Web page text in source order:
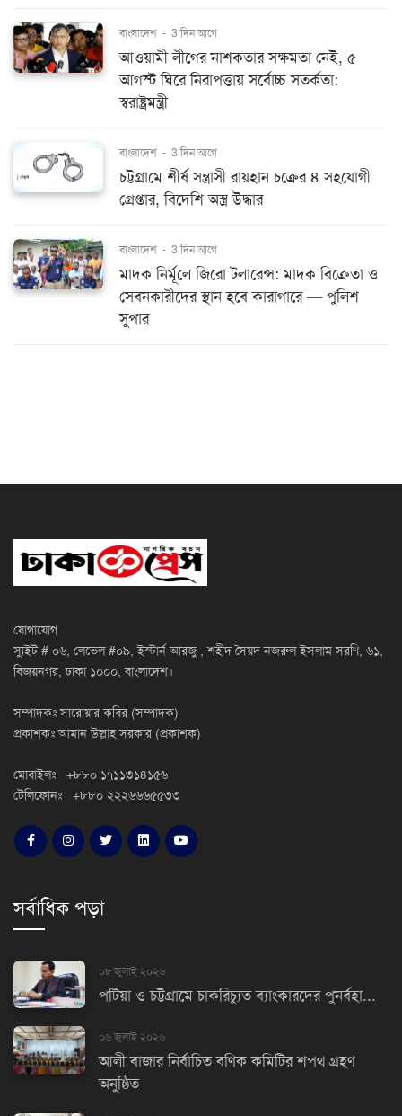
বাংলাদেশ - 3 দিন আগে
আওয়ামী লীগের নাশকতার সক্ষমতা নেই, ৫
আগস্ট ঘিরে নিরাপত্তায় সর্বোচ্চ সতর্কতা:
স্বরাষ্ট্রমন্ত্রী
বাংলাদেশ - 3 দিন আগে
চট্টগ্রামে শীর্ষ সন্ত্রাসী রায়হান চক্রের ৪ সহযোগী
গ্রেপ্তার, বিদেশি অস্ত্র উদ্ধার
বাংলাদেশ - 3 দিন আগে
মাদক নির্মূলে জিরো টলারেন্স: মাদক বিক্রেতা ও
সেবনকারীদের স্থান হবে কারাগারে — পুলিশ
সুপার
যোগাযোগ
স্যুইট # ০৬, লেভেল #০৯, ইস্টার্ন আরজু , শহীদ সৈয়দ নজরুল ইসলাম সরণি, ৬১,
বিজয়নগর, ঢাকা ১০০০, বাংলাদেশ।
সম্পাদকঃ সারোয়ার কবির (সম্পাদক)
প্রকাশকঃ আমান উল্লাহ সরকার (প্রকাশক)
মোবাইলঃ +৮৮০ ১৭১১৩১৪১৫৬
টেলিফোনঃ +৮৮০ ২২২৬৬৬৫৫৩৩
সর্বাধিক পড়া
০৮ জুলাই ২০২৬
পটিয়া ও চট্টগ্রামে চাকরিচ্যুত ব্যাংকারদের পুনর্বহা...
০৬ জুলাই ২০২৬
আলী বাজার নির্বাচিত বণিক কমিটির শপথ গ্রহণ
অনুষ্ঠিত